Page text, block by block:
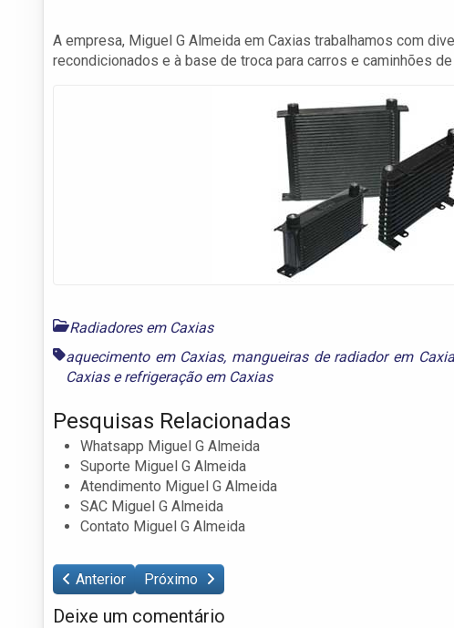
A empresa, Miguel G Almeida em Caxias trabalhamos com
recondicionados e à base de troca para carros e caminhões
Radiadores em Caxias
aquecimento em Caxias, mangueiras de radiador em
Caxiaserefrigeração em Caxias
Pesquisas Relacionadas
Whatsapp Miguel G Almeida
Suporte Miguel G Almeida
Atendimento Miguel G Almeida
SAC Miguel G Almeida
Contato Miguel G Almeida
Anterior Próximo
Deixe um comentário